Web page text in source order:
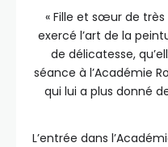
« Fille et sœur de très
exercé l’art de la
de délicatesse,
séance à l’Académie
qui lui a plus donné
L’entrée dans